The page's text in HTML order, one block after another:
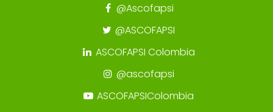
@Ascofapsi
@ASCOFAPSI
ASCOFAPSI Colombia
@ascofapsi
ASCOFAPSIColombia